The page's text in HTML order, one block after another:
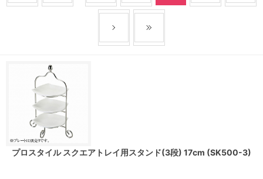
プロスタイル スクエアトレイ用スタンド(3段) 17cm (SK500-3)